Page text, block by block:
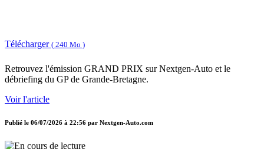
Télécharger ( 240 Mo )
Retrouvez l'émission GRAND PRIX sur Nextgen-Auto et le
débriefing du GP de Grande-Bretagne.
Voir l'article
Publié le 06/07/2026 à 22:56 par Nextgen-Auto.com